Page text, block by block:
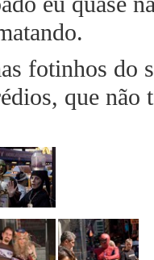
fotinhos do
que não